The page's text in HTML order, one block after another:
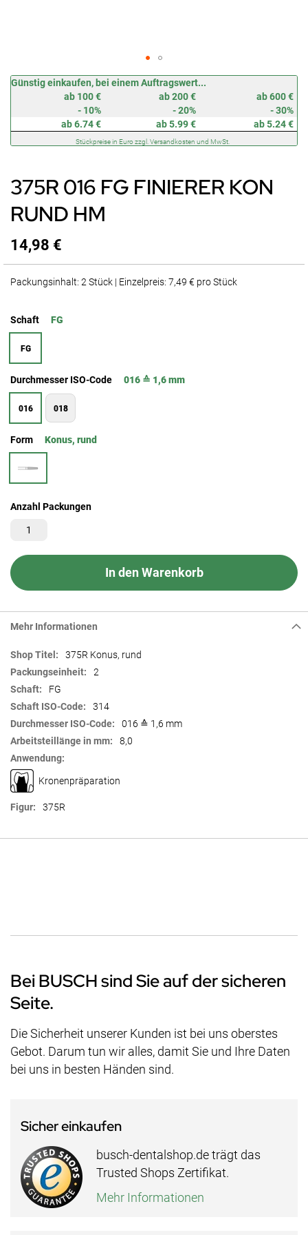
Günstig einkaufen, bei einem Auftragswert...
ab 100 €
ab 200 €
ab 600 €
- 10%
- 20%
- 30%
ab 6.74 €
ab 5.99 € ab 5.24 €
Stückpreise in Euro zzgl. Versandkosten und MwSt.
375R 016 FG FINIERER KON
RUND HM
14,98 €
Packungsinhalt: 2 Stück | Einzelpreis: 7,49 € pro Stück
Schaft FG
FG
Durchmesser ISO-Code 016 ≙ 1,6 mm
016 018
Form Konus, rund
Anzahl Packungen
In den Warenkorb
Zum
Anfang
springen
Mehr Informationen
Mehr
Informationen
375R Konus, rund
2
FG
314
016 ≙ 1,6 mm
8,0
Kronenpräparation
375R
Bei BUSCH sind Sie auf der sicheren
Seite.
Die Sicherheit unserer Kunden ist bei uns oberstes
Gebot. Darum tun wir alles, damit Sie und Ihre Daten
bei uns in besten Händen sind.
Sicher einkaufen
busch-dentalshop.de trägt das
Trusted Shops Zertifikat.
Mehr Informationen